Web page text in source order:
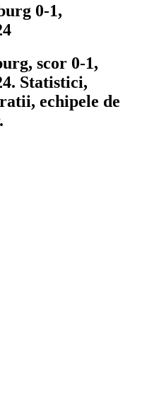
0-1,
scor 0-1,
Statistici,
echipele de